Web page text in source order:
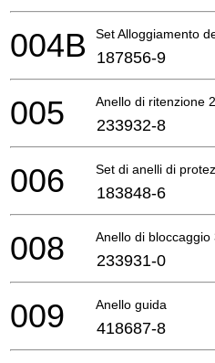
Set Alloggiamento
004B 187856-9
Anello di ritenzione
005 233932-8
Set di anelli di
006 183848-6
Anello di bloccaggio
008 233931-0
Anello guida
009 418687-8